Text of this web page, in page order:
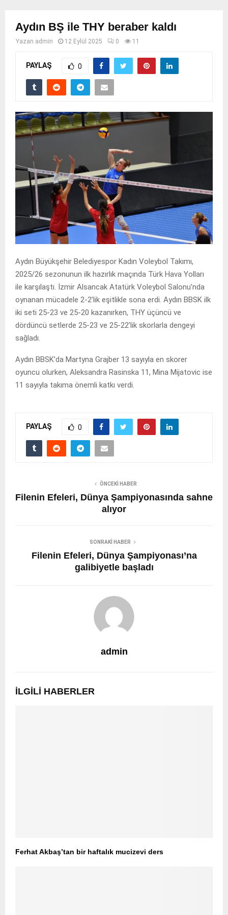
Aydın BŞ ile THY beraber kaldı
Yazan admin 12 Eylül 2025 0 11
PAYLAŞ 0
Aydın Büyükşehir Belediyespor Kadın Voleybol Takımı,
2025/26 sezonunun ilk hazırlık maçında Türk Hava Yolları
ile karşılaştı. İzmir Alsancak Atatürk Voleybol Salonu’nda
oynanan mücadele 2-2’lik eşitlikle sona erdi. Aydın BBSK ilk
iki seti 25-23 ve 25-20 kazanırken, THY üçüncü ve
dördüncü setlerde 25-23 ve 25-22’lik skorlarla dengeyi
sağladı.
Aydın BBSK’da Martyna Grajber 13 sayıyla en skorer
oyuncu olurken, Aleksandra Rasinska 11, Mina Mijatovic ise
11 sayıyla takıma önemli katkı verdi.
PAYLAŞ 0
ÖNCEKI HABER
Filenin Efeleri, Dünya Şampiyonasında sahne
alıyor
SONRAKI HABER
Filenin Efeleri, Dünya Şampiyonası’na
galibiyetle başladı
admin
İLGILI HABERLER
Ferhat Akbaş’tan bir haftalık mucizevi ders